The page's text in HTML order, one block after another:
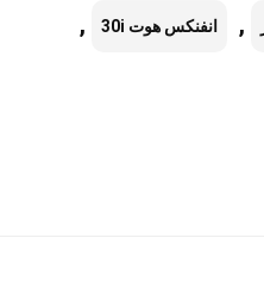
, انفنكس هوت 30i ,